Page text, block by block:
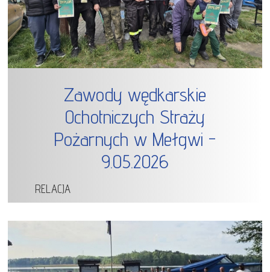
Zawody wędkarskie
Ochotniczych Straży
Pożarnych w Mełgwi -
9.05.2026
RELACJA